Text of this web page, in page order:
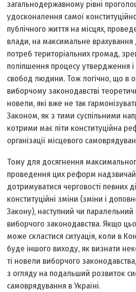
загальнодержавному рівні
удосконалення самої
публічного життя на місцях,
влади, на максимальне
потреб територіальних громад,
поліпшення процесу утвердження і
свобод людини. Тож логічно, що в
виборчому законодавстві
новели, які вже не так
Законом, як з тими суспільними
котрими має піти конституційна
організації місцевого
Тому для досягнення
проведення цих реформ
дотримуватися черговості певних
конституційні зміни (зміни і
Закону), наступний чи
виборчого законодавства. Якщо
може скластися ситуація, коли в
буде іншого виходу, як визнати
ті новели виборчого
з огляду на подальший розвиток
самоврядування в Україні.